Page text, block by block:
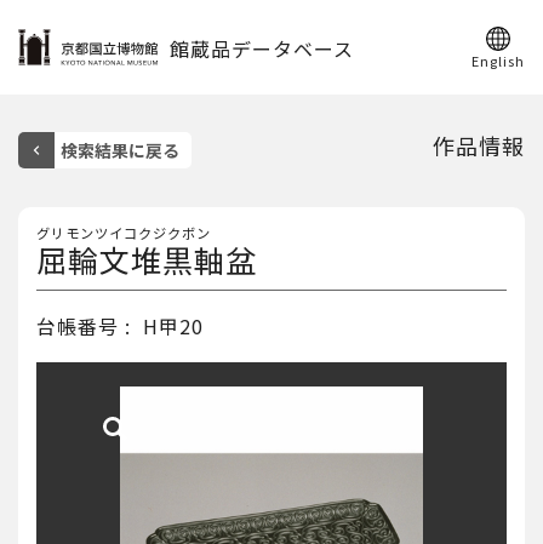
館蔵品データベース English
作品情報
グリモンツイコクジクボン
屈輪文堆黒軸盆
台帳番号 H甲20